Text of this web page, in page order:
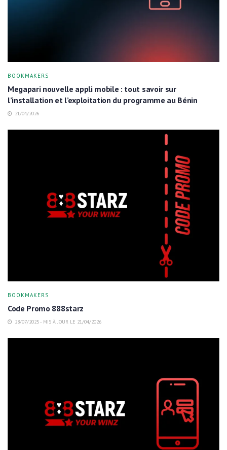
BOOKMAKERS
Megapari nouvelle appli mobile : tout savoir sur
l’installation et l’exploitation du programme au Bénin
21/04/2026
BOOKMAKERS
Code Promo 888starz
28/07/2025 - MIS À JOUR LE 21/04/2026